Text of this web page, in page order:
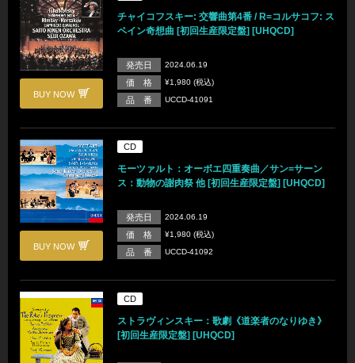
BUY NOW
チャイコフスキー: 交響曲第4番 / R=コルサコフ: ス
ペイン奇想曲 [初回生産限定盤] [UHQCD]
発売日 2024.06.19
価 格 ¥1,980 (税込)
品 番 UCCD-41091
BUY NOW
CD
モーツァルト：オーボエ四重奏曲／サン=サーン
ス：動物の謝肉祭 他 [初回生産限定盤] [UHQCD]
発売日 2024.06.19
価 格 ¥1,980 (税込)
品 番 UCCD-41092
CD
ストラヴィンスキー：歌劇《道楽者のなりゆき》
[初回生産限定盤] [UHQCD]